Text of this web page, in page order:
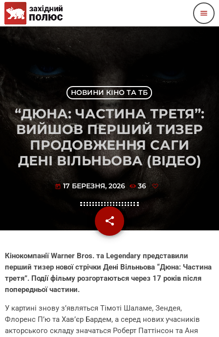
menu
НОВИНИ КІНО ТА ТБ
“ДЮНА: ЧАСТИНА ТРЕТЯ”:
ВИЙШОВ ПЕРШИЙ ТИЗЕР
ПРОДОВЖЕННЯ САГИ
ДЕНІ ВІЛЬНЬОВА (ВІДЕО)
today 17 БЕРЕЗНЯ, 2026 36
share
email
Кінокомпанії Warner Bros. та Legendary представили
перший тизер нової стрічки Дені Вільньова “Дюна: Частина
третя”. Події фільму розгортаються через 17 років після
попередньої частини.
У картині знову з’являться Тімоті Шаламе, Зендея,
Флоренс П’ю та Хав’єр Бардем, а серед нових учасників
акторського складу значаться Роберт Паттінсон та Аня